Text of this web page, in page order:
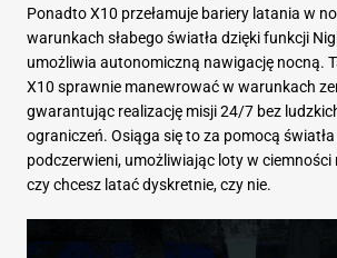
Ponadto X10 przełamuje bariery latania w
warunkach słabego światła dzięki funkcji
umożliwia autonomiczną nawigację nocną.
X10 sprawnie manewrować w warunkach
gwarantując realizację misji 24/7 bez
ograniczeń. Osiąga się to za pomocą
podczerwieni, umożliwiając loty w ciemności
czy chcesz latać dyskretnie, czy nie.